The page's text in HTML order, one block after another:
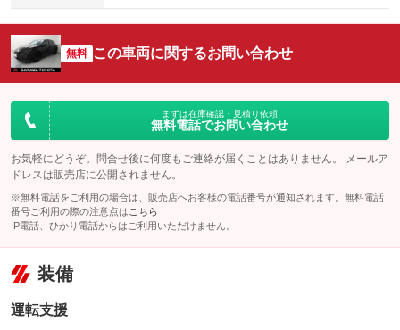
無料 この車両に関するお問い合わせ
まずは在庫確認・見積り依頼
無料電話でお問い合わせ
お気軽にどうぞ。問合せ後に何度もご連絡が届くことはありません。 メールア
ドレスは販売店に公開されません。
※無料電話をご利用の場合は、販売店へお客様の電話番号が通知されます。無料電話
番号ご利用の際の注意点は こちら
IP電話、ひかり電話からはご利用いただけません。
装備
運転支援